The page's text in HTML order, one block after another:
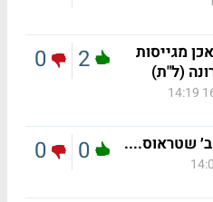
מגייסות
(ל"ת)
2
0
שטראוס.... 0
0